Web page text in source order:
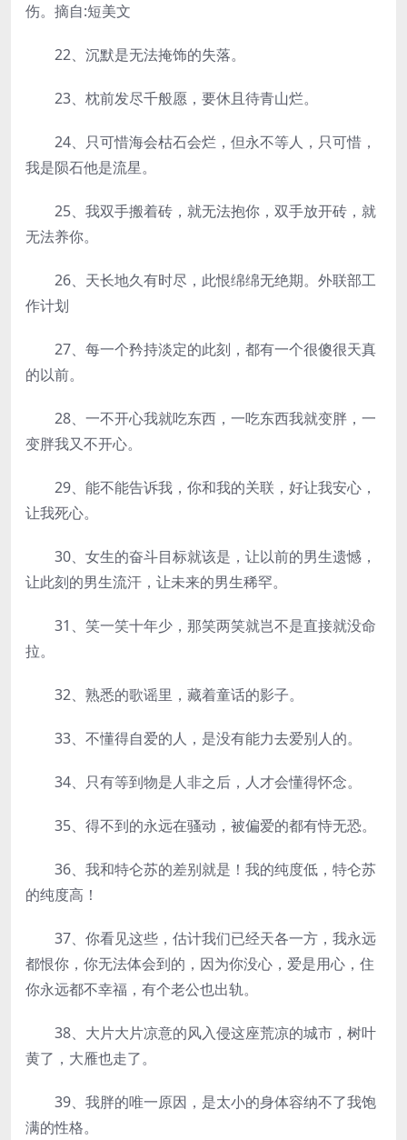
伤。摘自:短美文
22、沉默是无法掩饰的失落。
23、枕前发尽千般愿，要休且待青山烂。
24、只可惜海会枯石会烂，但永不等人，只可惜，
我是陨石他是流星。
25、我双手搬着砖，就无法抱你，双手放开砖，就
无法养你。
26、天长地久有时尽，此恨绵绵无绝期。外联部工
作计划
27、每一个矜持淡定的此刻，都有一个很傻很天真
的以前。
28、一不开心我就吃东西，一吃东西我就变胖，一
变胖我又不开心。
29、能不能告诉我，你和我的关联，好让我安心，
让我死心。
30、女生的奋斗目标就该是，让以前的男生遗憾，
让此刻的男生流汗，让未来的男生稀罕。
31、笑一笑十年少，那笑两笑就岂不是直接就没命
拉。
32、熟悉的歌谣里，藏着童话的影子。
33、不懂得自爱的人，是没有能力去爱别人的。
34、只有等到物是人非之后，人才会懂得怀念。
35、得不到的永远在骚动，被偏爱的都有恃无恐。
36、我和特仑苏的差别就是！我的纯度低，特仑苏
的纯度高！
37、你看见这些，估计我们已经天各一方，我永远
都恨你，你无法体会到的，因为你没心，爱是用心，住
你永远都不幸福，有个老公也出轨。
38、大片大片凉意的风入侵这座荒凉的城市，树叶
黄了，大雁也走了。
39、我胖的唯一原因，是太小的身体容纳不了我饱
满的性格。